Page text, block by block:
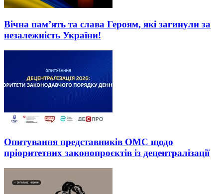
Вічна пам’ять та слава Героям, які загинули за
незалежність України!
Опитування представників ОМС щодо
пріоритетних законопроєктів із децентралізації